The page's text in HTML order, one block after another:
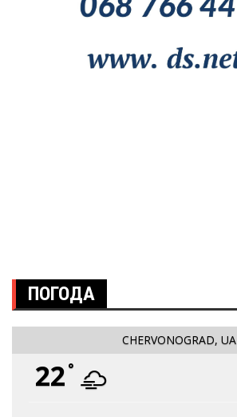
ПОГОДА
CHERVONOGRAD, UA
22 °